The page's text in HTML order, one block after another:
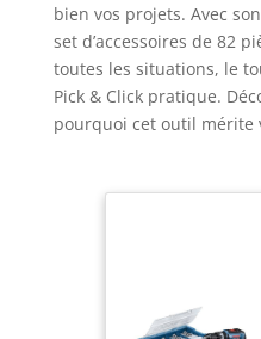
bien vos projets. Avec
set d’accessoires de 82
toutes les situations, le
Pick & Click pratique.
pourquoi cet outil mérite